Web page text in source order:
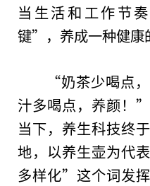
当生活和工作节
键”，养成一种健康
“奶茶少喝点
汁多喝点，养颜！
当下，养生科技终
地，以养生壶为代
多样化”这个词发